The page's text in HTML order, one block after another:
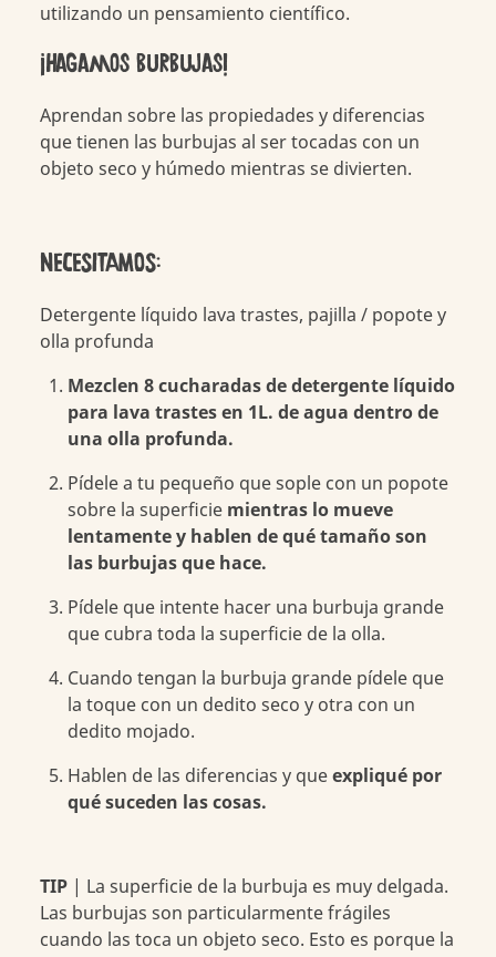
utilizando un pensamiento científico.
¡Hagamos burbujas!
Aprendan sobre las propiedades y diferencias
que tienen las burbujas al ser tocadas con un
objeto seco y húmedo mientras se divierten.
NECESITAMOS:
Detergente líquido lava trastes, pajilla / popote y
olla profunda
Mezclen 8 cucharadas de detergente líquido
para lava trastes en 1L. de agua dentro de
una olla profunda.
Pídele a tu pequeño que sople con un popote
sobre la superficie mientras lo mueve
lentamente y hablen de qué tamaño son
las burbujas que hace.
Pídele que intente hacer una burbuja grande
que cubra toda la superficie de la olla.
Cuando tengan la burbuja grande pídele que
la toque con un dedito seco y otra con un
dedito mojado.
Hablen de las diferencias y queexpliqué por
qué suceden las cosas.
TIP| La superficie de la burbuja es muy delgada.
Las burbujas son particularmente frágiles
cuando las toca un objeto seco. Esto es porque la